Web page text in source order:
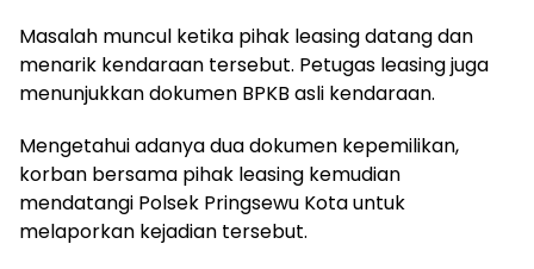
Masalah muncul ketika pihak leasing datang dan
menarik kendaraan tersebut. Petugas leasing juga
menunjukkan dokumen BPKB asli kendaraan.
Mengetahui adanya dua dokumen kepemilikan,
korban bersama pihak leasing kemudian
mendatangi Polsek Pringsewu Kota untuk
melaporkan kejadian tersebut.